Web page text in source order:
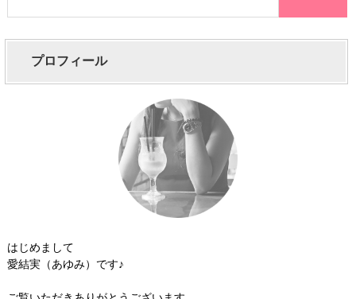
プロフィール
はじめまして
愛結実（あゆみ）です♪